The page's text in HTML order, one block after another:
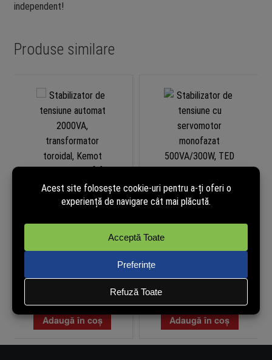
independent!
Produse similare
automat 2000VA,
transformator toroidal, Kemot
(cu TVA)
Adaugă în coș
servomotor monofazat
500VA/300W, TED Electric
(cu TVA)
Adaugă în coș